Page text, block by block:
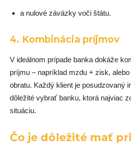
a nulové záväzky voči štátu.
4. Kombinácia príjmov
V ideálnom prípade banka dokáže
príjmu – napríklad mzdu + zisk,
obratu. Každý klient je posudzovaný
dôležité vybrať banku, ktorá najviac
situáciu.
Čo je dôležité mať